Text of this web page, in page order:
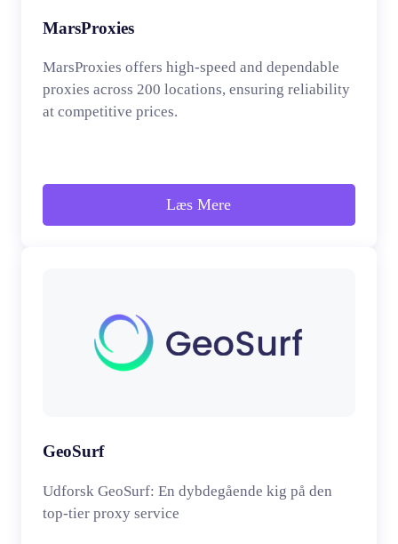
MarsProxies
MarsProxies offers high-speed and dependable
proxies across 200 locations, ensuring reliability
at competitive prices.
Læs Mere
GeoSurf
Udforsk GeoSurf: En dybdegående kig på den
top-tier proxy service